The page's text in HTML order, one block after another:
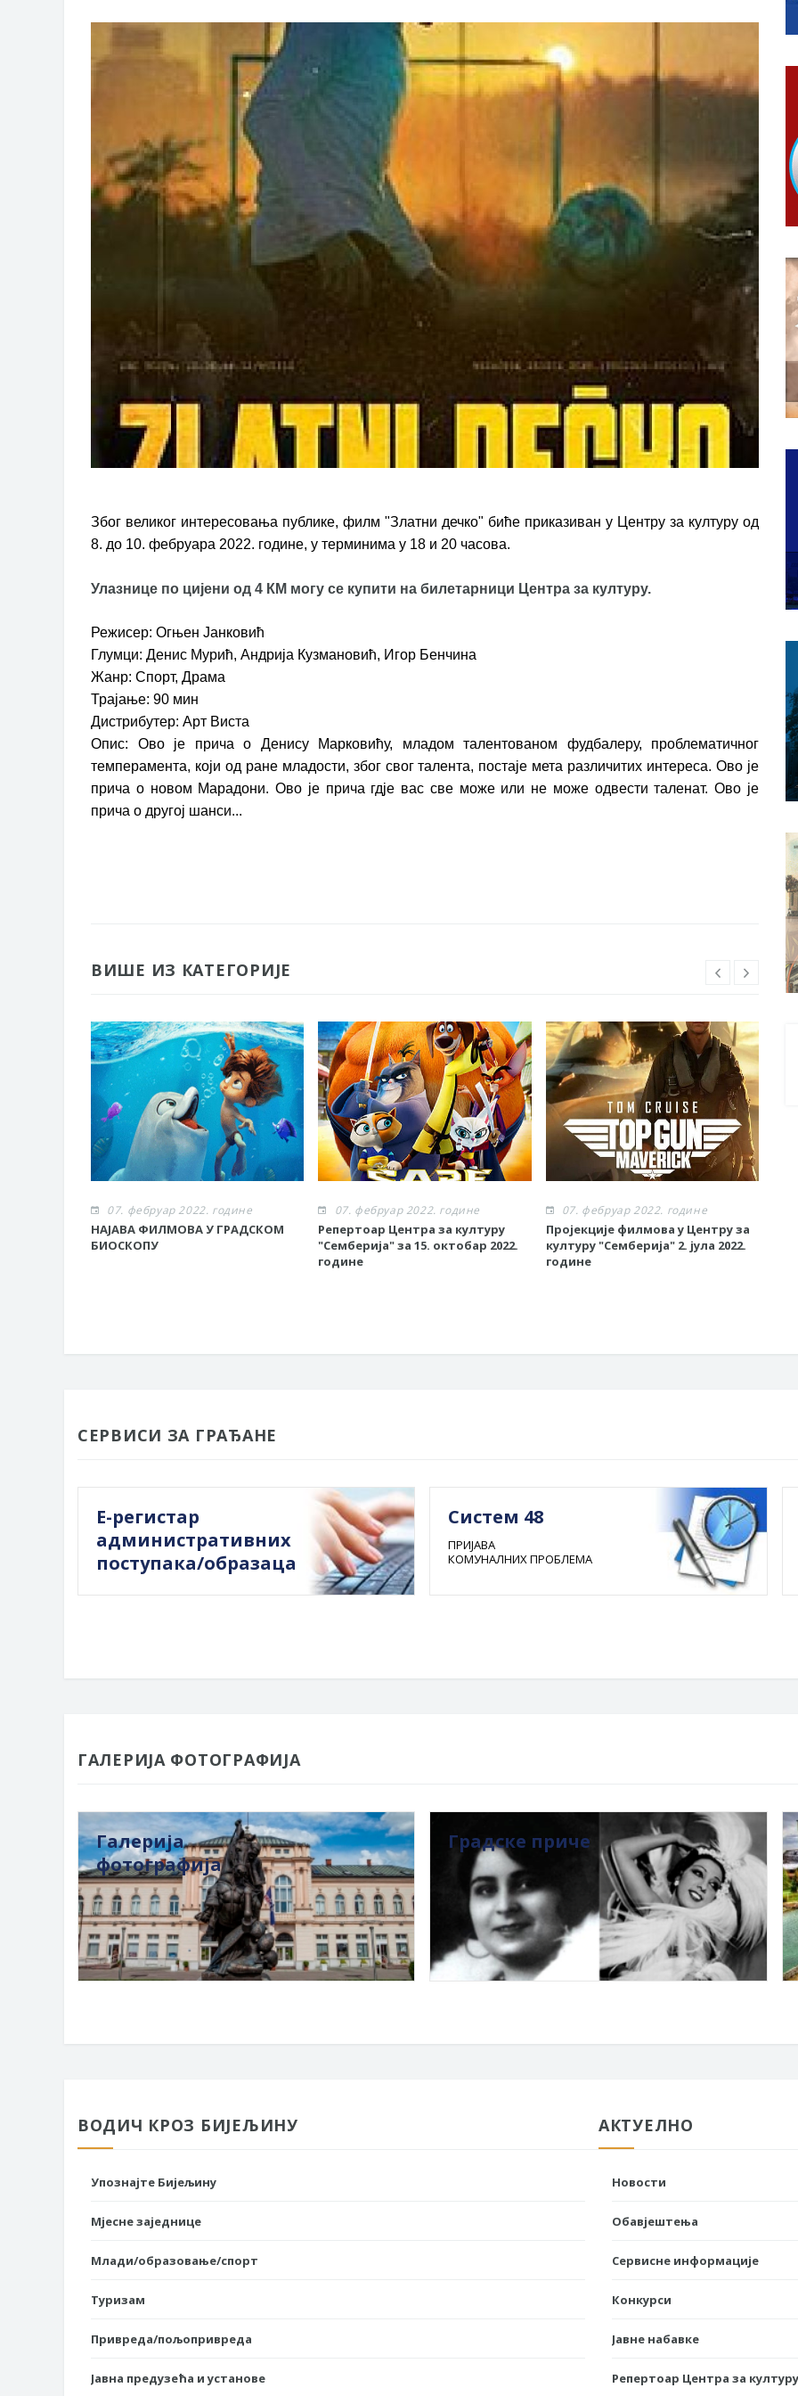
Захтјев за издавање ПОНОСНЕ КАРТИЦЕ
Обавјештење о забрани саобраћаја 6. и 7. августа
Обавјештење за предузетника - Вера Ујић
Због великог интересовања публике, филм "Златни дечко" биће приказиван у Центру за културу од
8. до 10. фебруара 2022. године, у терминима у 18 и 20 часова.
Улазнице по цијени од 4 КМ могу се купити на билетарници Центра за културу.
Режисер: Огњен Јанковић
Глумци: Денис Мурић, Андрија Кузмановић, Игор Бенчина
Жанр: Спорт, Драма
Трајање: 90 мин
Дистрибутер: Арт Виста
Опис: Ово је прича о Денису Марковићу, младом талентованом фудбалеру, проблематичног
темперамента, који од ране младости, због свог талента, постаје мета различитих интереса. Ово је
прича о новом Марадони. Ово је прича гдје вас све може или не може одвести таленат. Ово је
прича о другој шанси...
ВИШЕ ИЗ КАТЕГОРИЈЕ
07. фебруар 2022. године
НАЈАВА ФИЛМОВА У ГРАДСКОМ
БИОСКОПУ
07. фебруар 2022. године
Репертоар Центра за културу
"Семберија" за 15. октобар 2022.
године
07. фебруар 2022. године
Пројекције филмова у Центру за
културу "Семберија" 2. јула 2022.
године
СЕРВИСИ ЗА ГРАЂАНЕ
Е-регистар
административних
поступака/образаца
Систем 48
ПРИЈАВА
КОМУНАЛНИХ ПРОБЛЕМА
ГАЛЕРИЈА ФОТОГРАФИЈА
Галерија
фотографија
Градске приче
ВОДИЧ КРОЗ БИЈЕЉИНУ
Упознајте Бијељину
Мјесне заједнице
Млади/образовање/спорт
Туризам
Привреда/пољопривреда
Јавна предузећа и установе
АКТУЕЛНО
Новости
Обавјештења
Сервисне информације
Конкурси
Јавне набавке
Репертоар Центра за